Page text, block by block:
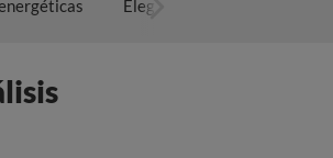
Elegir bebidas energéticas